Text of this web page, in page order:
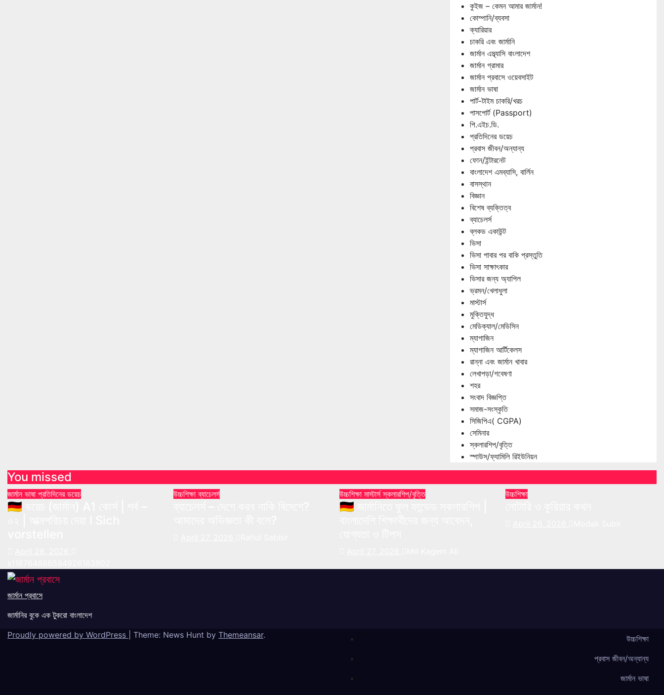
কুইজ – কেমন আমার জার্মান!
কোম্পানি/ব্যবসা
ক্যারিয়ার
চাকরি এবং জার্মানি
জার্মান এম্ব্যাসি বাংলাদেশ
জার্মান গ্রামার
জার্মান প্রবাসে ওয়েবসাইট
জার্মান ভাষা
পার্ট-টাইম চাকরি/খরচ
পাসপোর্ট (Passport)
পি.এইচ.ডি.
প্রতিদিনের ডয়েচ
প্রবাস জীবন/অন্যান্য
ফোন/ইন্টারনেট
বাংলাদেশ এমব্যাসি, বার্লিন
বাসস্থান
বিজ্ঞান
বিশেষ ব্যক্তিত্ব
ব্যাচেলর্স
ব্লকড একাউন্ট
ভিসা
ভিসা পাবার পর বাকি প্রস্তুতি
ভিসা সাক্ষাৎকার
ভিসার জন্য অ্যাপিল
ভ্রমন/খেলাধুলা
মাস্টার্স
মুক্তিযুদ্ধ
মেডিক্যাল/মেডিসিন
ম্যাগাজিন
ম্যাগাজিন আর্টিকেলস
রান্না এবং জার্মান খাবার
লেখাপড়া/গবেষণা
শহর
সংবাদ বিজ্ঞপ্তি
সমাজ-সংস্কৃতি
সিজিপিএ( CGPA)
সেমিনার
স্কলারশিপ/বৃত্তি
স্পাউস/ফ্যামিলি রিইউনিয়ন
You missed
জার্মান ভাষা প্রতিদিনের ডয়েচ
🇩🇪 ডয়েচ (জার্মান) A1 কোর্স | পর্ব –
উচ্চশিক্ষাব্যাচেলর্স উচ্চশিক্ষা মাস্টার্সস্কলারশিপ/বৃত্তি
🇩🇪 জার্মানিতে ফুল ফান্ডেড স্কলারশিপ |
উচ্চশিক্ষা
জার্মান প্রবাসে
জার্মানির বুকে এক টুকরো বাংলাদেশ
Proudly powered by WordPress
Theme: News Hunt by Themeansar.
উচ্চশিক্ষা
প্রবাস জীবন/অন্যান্য
জার্মান ভাষা